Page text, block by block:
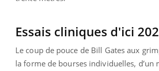
Essais cliniques d'ici
Le coup de pouce de Bill Gates aux
la forme de bourses individuelles, d’un